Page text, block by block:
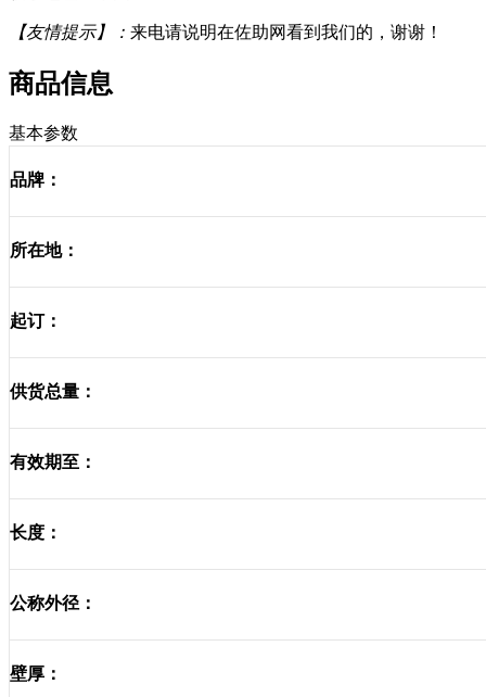
【友情提示】： 来电请说明在佐助网看到我们的，谢谢！
商品信息
基本参数
品牌：
所在地：
起订：
供货总量：
有效期至：
长度：
公称外径：
壁厚：